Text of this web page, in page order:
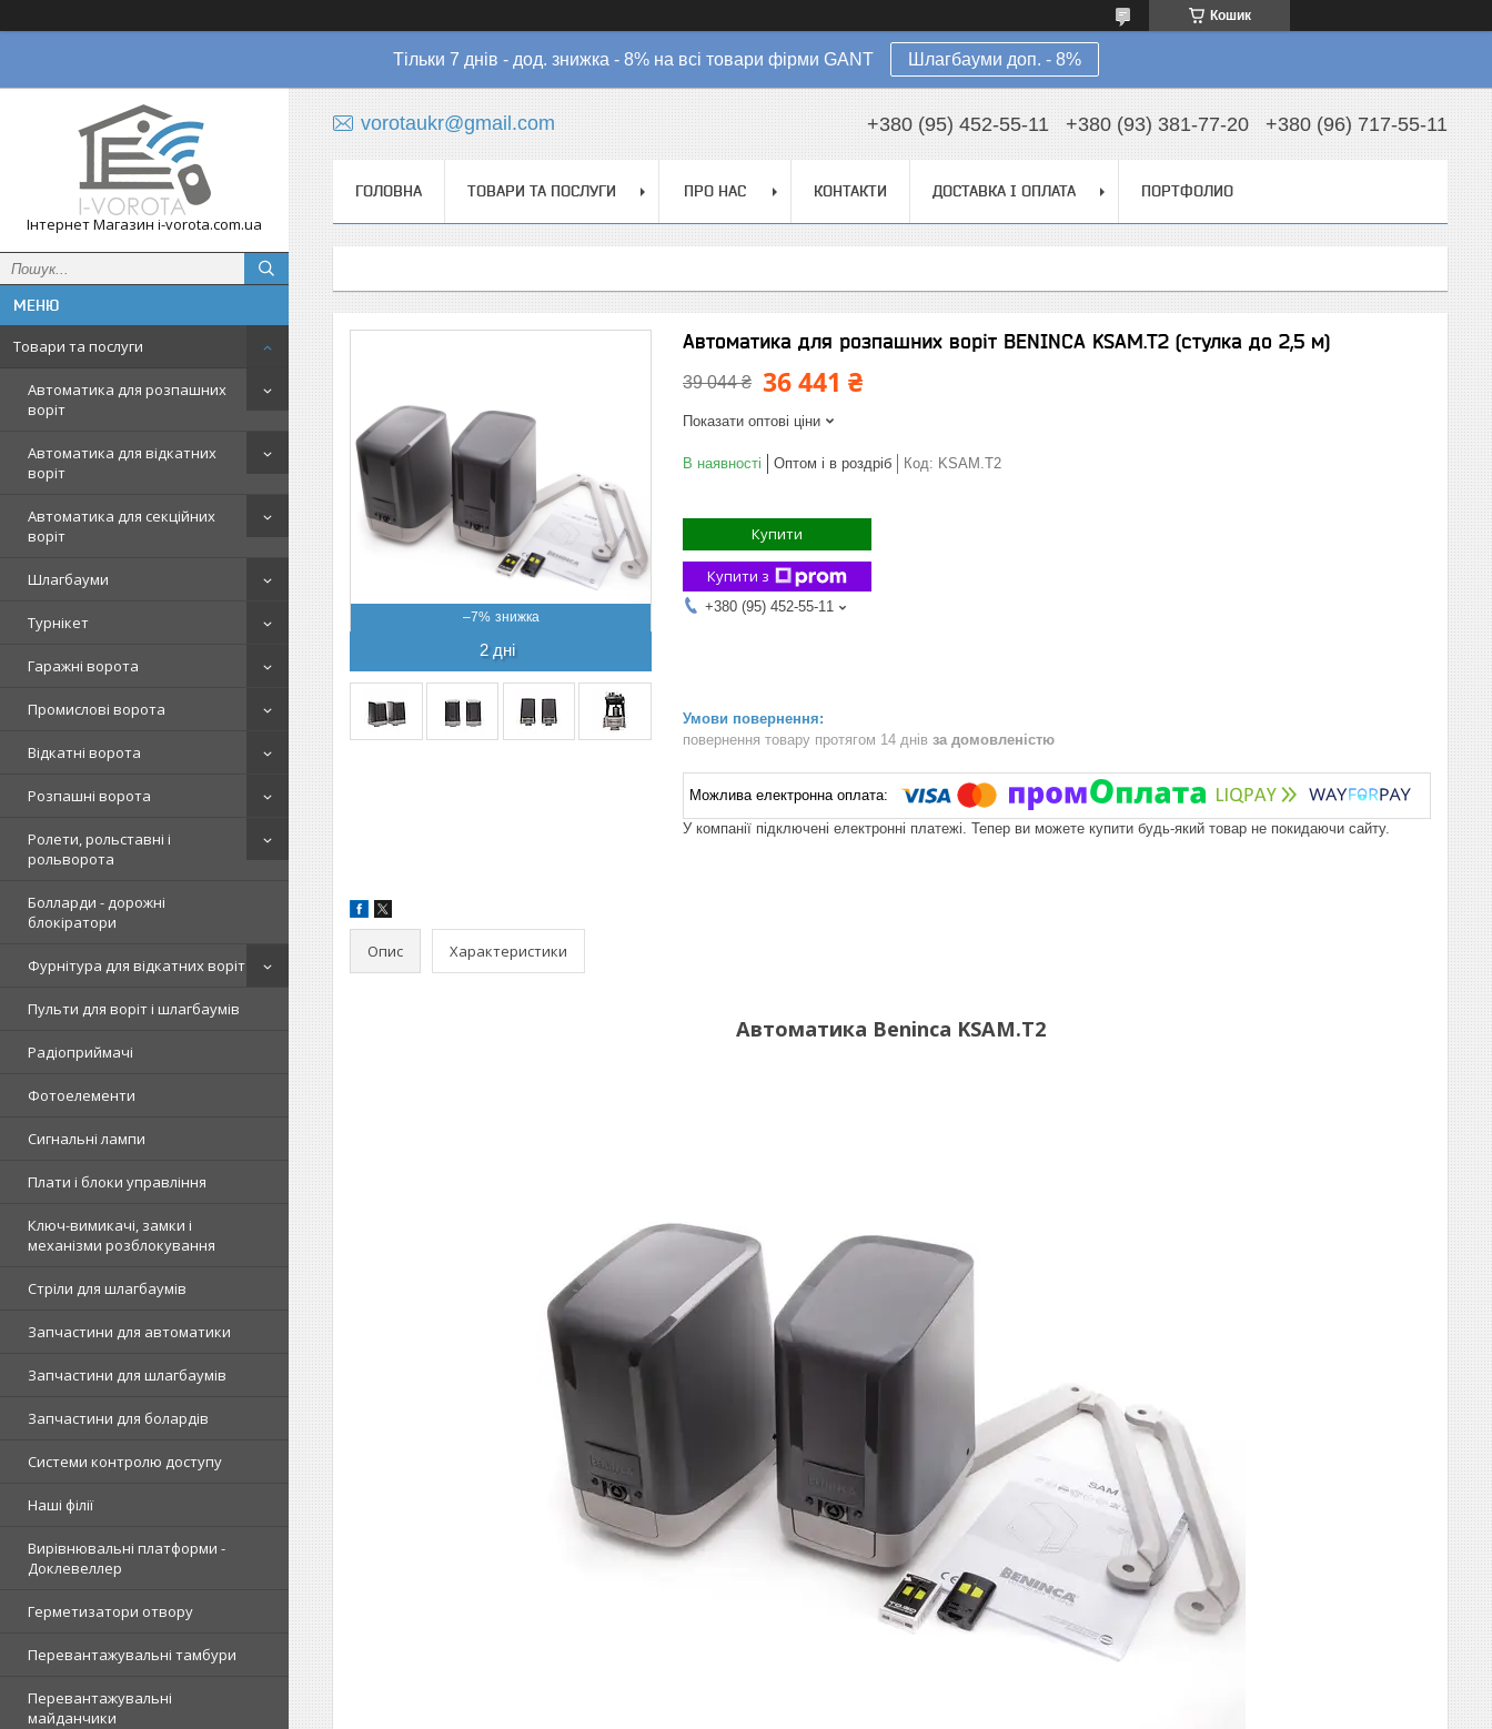
Кошик
Тільки 7 днів - дод. знижка - 8% на всі товари фірми GANT Шлагбауми доп. - 8%
Інтернет Магазин i-vorota.com.ua
Товари та послуги
Автоматика для розпашних
воріт
Автоматика для відкатних
воріт
Автоматика для секційних
воріт
Шлагбауми
Турнікет
Гаражні ворота
Промислові ворота
Відкатні ворота
Розпашні ворота
Ролети, рольставні і
рольворота
Болларди - дорожні
блокіратори
Фурнітура для відкатних воріт
Пульти для воріт і шлагбаумів
Радіоприймачі
Фотоелементи
Сигнальні лампи
Плати і блоки управління
Ключ-вимикачі, замки і
механізми розблокування
Стріли для шлагбаумів
Запчастини для автоматики
Запчастини для шлагбаумів
Запчастини для болардів
Системи контролю доступу
Наші філії
Вирівнювальні платформи -
Доклевеллер
Герметизатори отвору
Перевантажувальні тамбури
Перевантажувальні
майданчики
vorotaukr@gmail.com +380 (95) 452-55-11 +380 (93) 381-77-20 +380 (96) 717-55-11
ГОЛОВНА ТОВАРИ ТА ПОСЛУГИ ПРО НАС КОНТАКТИ ДОСТАВКА І ОПЛАТА ПОРТФОЛИО
–7%
2 дні
Автоматика для розпашних воріт BENINCA KSAM.T2 (стулка до 2,5 м)
39 044 ₴ 36 441 ₴
Показати оптові ціни
В наявності Оптом і в роздріб Код: KSAM.T2
Купити
Купити з
+380 (95) 452-55-11
повернення товару протягом 14 днів за домовленістю
У компанії підключені електронні платежі. Тепер ви можете купити будь-який товар не покидаючи сайту.
Опис Характеристики
Автоматика Beninca KSAM.T2